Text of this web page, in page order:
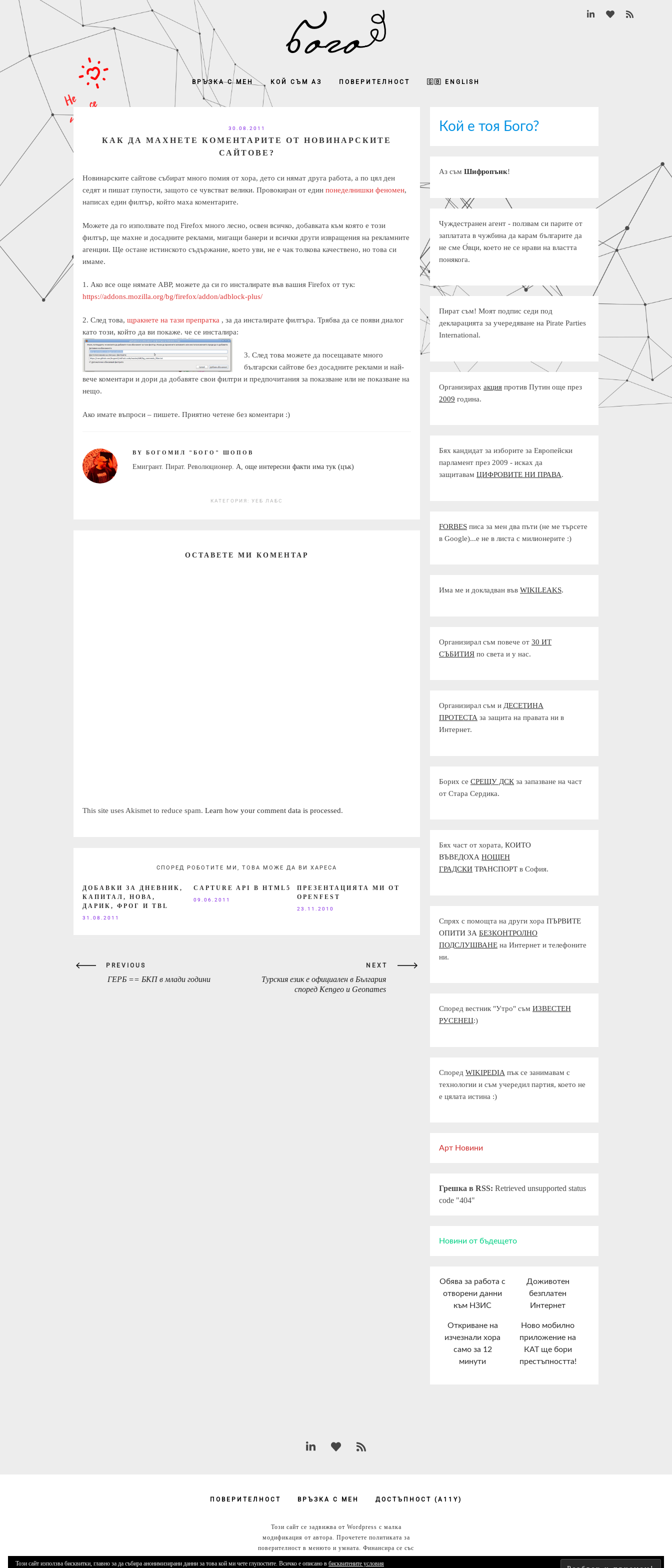
ВРЪЗКА С МЕН КОЙ СЪМ АЗ ПОВЕРИТЕЛНОСТ 🇬🇧 ENGLISH
30.08.2011
КАК ДА МАХНЕТЕ КОМЕНТАРИТЕ ОТ НОВИНАРСКИТЕ
САЙТОВЕ?
Новинарските сайтове събират много помия от хора, дето си нямат друга работа, а по цял ден
седят и пишат глупости, защото се чувстват велики. Провокиран от един понеделнишки феномен,
написах един филтър, който маха коментарите.
Можете да го използвате под Firefox много лесно, освен всичко, добавката към която е този
филтър, ще махне и досадните реклами, мигащи банери и всички други извращения на рекламните
агенции. Ще остане истинското съдържание, което уви, не е чак толкова качествено, но това си
имаме.
1. Ако все още нямате ABP, можете да си го инсталирате във вашия Firefox от тук:
https://addons.mozilla.org/bg/firefox/addon/adblock-plus/
2. След това, щракнете на тази препратка , за да инсталирате филтъра. Трябва да се появи диалог
като този, който да ви покаже. че се инсталира:
3. След това можете да посещавате много
български сайтове без досадните реклами и най-
вече коментари и дори да добавяте свои филтри и предпочитания за показване или не показване на
нещо.
Ако имате въпроси – пишете. Приятно четене без коментари :)
BY БОГОМИЛ "БОГО" ШОПОВ
Емигрант. Пират. Революционер. А, още интересни факти има тук (цък)
КАТЕГОРИЯ: УЕБ ЛАБС
ОСТАВЕТЕ МИ КОМЕНТАР
This site uses Akismet to reduce spam. Learn how your comment data is processed.
СПОРЕД РОБОТИТЕ МИ, ТОВА МОЖЕ ДА ВИ ХАРЕСА
ДОБАВКИ ЗА ДНЕВНИК,
КАПИТАЛ, НОВА,
ДАРИК, ФРОГ И TBL
31.08.2011
CAPTURE API В HTML5
09.06.2011
ПРЕЗЕНТАЦИЯТА МИ ОТ
OPENFEST
23.11.2010
PREVIOUS
PREVIOUSГЕРБ == БКП в млади години
NEXT
Турския език е официален в България
според Kengeo и Geonames
Кой е тоя Бого?
Аз съм Шифропънк!
Чуждестранен агент - ползвам си парите от
заплатата в чужбина да карам българите да
не сме О́вци, което не се нрави на властта
понякога.
Пират съм! Моят подпис седи под
декларацията за учередяване на Pirate Parties
International.
Организирах акция против Путин още през
2009 година.
Бях кандидат за изборите за Европейски
парламент през 2009 - исках да
защитавам ЦИФРОВИТЕ НИ ПРАВА.
FORBES писа за мен два пъти (не ме търсете
в Google)...е не в листа с милионерите :)
Има ме и докладван във WIKILEAKS.
Организирал съм повече от 30 ИТ
СЪБИТИЯ по света и у нас.
Организирал съм и ДЕСЕТИНА
ПРОТЕСТА за защита на правата ни в
Интернет.
Борих се СРЕЩУ ДСК за запазване на част
от Стара Сердика.
Бях част от хората, КОИТО
ВЪВЕДОХА НОЩЕН
ГРАДСКИ ТРАНСПОРТ в София.
Спрях с помощта на други хора ПЪРВИТЕ
ОПИТИ ЗА БЕЗКОНТРОЛНО
ПОДСЛУШВАНЕ на Интернет и телефоните
ни.
Според вестник "Утро" съм ИЗВЕСТЕН
РУСЕНЕЦ:)
Според WIKIPEDIA пък се занимавам с
технологии и съм учередил партия, което не
е цялата истина :)
Арт Новини
Грешка в RSS: Retrieved unsupported status
code "404"
Новини от бъдещето
Обява за работа с
отворени данни
към НЗИС
Доживотен
безплатен
Интернет
Откриване на
изчезнали хора
само за 12
минути
Ново мобилно
приложение на
КАТ ще бори
престъпността!
ПОВЕРИТЕЛНОСТ ВРЪЗКА С МЕН ДОСТЪПНОСТ (А11Y)
Този сайт се задвижва от Wordpress с малка
модификация от автора. Прочетете политиката за
поверителност в менюто и умната. Финансира се със
Този сайт използва бисквитки, главно за да събира анонимизирани данни за това кой ми чете глупостите. Всичко е описано в бисквитените условия